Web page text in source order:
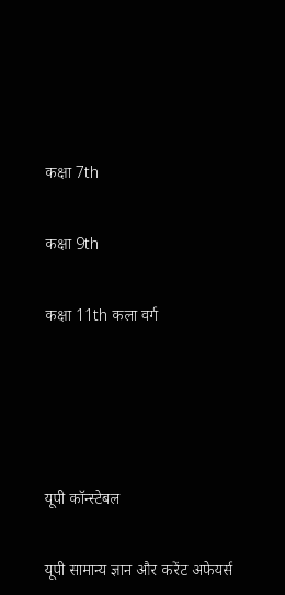
कक्षा 7th
कक्षा 9th
कक्षा 11th कला वर्ग
यूपी कॉन्स्टेबल
यूपी सामान्य ज्ञान और करेंट अफेयर्स